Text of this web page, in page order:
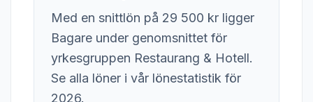
Med en snittlön på 29 500 kr ligger
Bagare under genomsnittet för
yrkesgruppen Restaurang & Hotell.
Se alla löner i vår lönestatistik för
2026.